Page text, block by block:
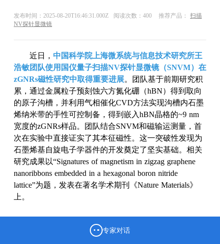
发布时间：2025-08-20T16:46:31.000Z 阅读次数：400 推荐产品： 扫描
NV探针显微镜
近日， 中国科学院上海微系统与信息技术研究所王
浩敏团队使用国仪量子扫描NV探针显微镜（SNVM）在
zGNRs磁性研究中取得重要进展。团队基于前期研究积
累，通过金属粒子预刻蚀六方氮化硼（hBN）得到取向
的原子沟槽，并利用气相催化CVD方法实现沟槽内石墨
烯纳米带的手性可控制备，得到嵌入hBN晶格的~9 nm
宽度的zGNRs样品。团队结合SNVM和磁输运测量，首
次在实验中直接证实了其本征磁性。这一突破性发现为
石墨烯基自旋电子学器件的开发奠定了坚实基础。相关
研究成果以“Signatures of magnetism in zigzag graphene
nanoribbons embedded in a hexagonal boron nitride
lattice”为题，发表在著名学术期刊《Nature Materials》
上。
专家对话